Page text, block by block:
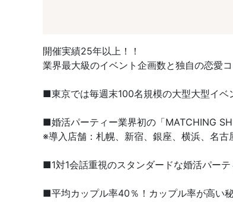
開催実績25年以上！！
業界最大級のイベント企画数と独自の恋愛
■東京では毎週末100名規模の大型大型イベ
■婚活パーティー業界初の「MATCHING
※導入店舗：札幌、新宿、銀座、横浜、名古
■1対1会話重視のスタンダードな婚活パー
■平均カップル率40％！カップル率が高い